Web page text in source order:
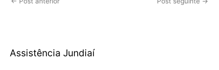
Assistência Jundiaí